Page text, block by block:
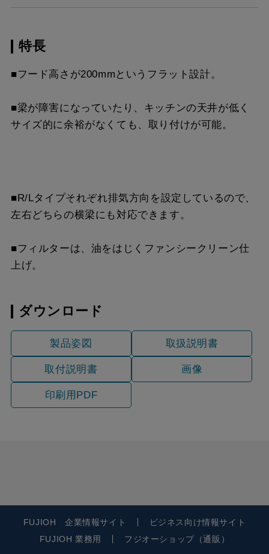
CH-BFE-5075 W
CH-BFE-5090 BK ¥30,360（税抜価格 ￥
スクロールできます
MP-MTKU-75 BK
MP-MTKU-75 SI ¥9,900（税抜価格 ￥
MP-MTKU-90 BK ¥8,470（税抜価格 ￥
CH-BFE-5060 BK
CH-BFE-5060 SI ¥27,390（税抜価格 ￥
CH-BFE-5075 BK ¥27,170（税抜価格 ￥
CH-BFE-5090 SI ¥33,880（税抜価格 ￥
スクロールできます
特長
■フード高さが200mmというフラット設計。
■梁が障害になっていたり、キッチンの天井が低く
サイズ的に余裕がなくても、取り付けが可能。
■R/Lタイプそれぞれ排気方向を設定しているので、
左右どちらの横梁にも対応できます。
■フィルターは、油をはじくファンシークリーン仕
上げ。
ダウンロード
製品姿図 取扱説明書
取付説明書 画像
印刷用PDF
FUJIOH 企業情報サイト
ビジネス向け情報サイト
FUJIOH 業務用
フジオーショップ（通販）